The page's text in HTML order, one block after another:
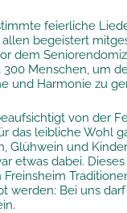
feierliche
allen begeistert
dem
Menschen, um
und Harmonie zu
von der
das leibliche Wohl
Glühwein und
etwas dabei.
Freinsheim
werden: Bei uns